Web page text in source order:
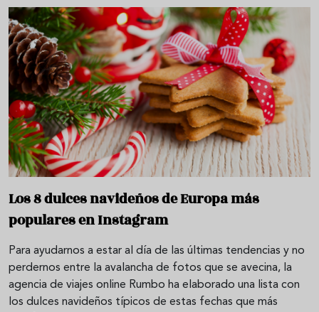
Los 8 dulces navideños de Europa más
populares en Instagram
Para ayudarnos a estar al día de las últimas tendencias y no
perdernos entre la avalancha de fotos que se avecina, la
agencia de viajes online Rumbo ha elaborado una lista con
los dulces navideños típicos de estas fechas que más